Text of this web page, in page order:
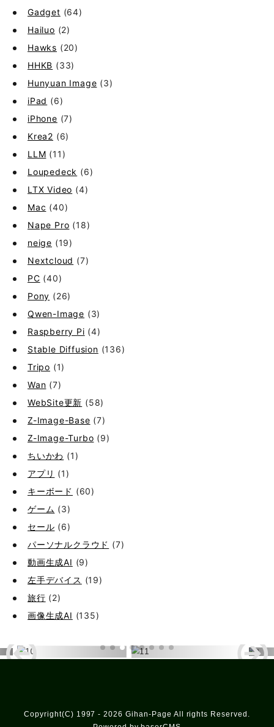
Gadget (64)
Hailuo (2)
Hawks (20)
HHKB (33)
Hunyuan Image (3)
iPad (6)
iPhone (7)
Krea2 (6)
LLM (11)
Loupedeck (6)
LTX Video (4)
Mac (40)
Nape Pro (18)
neige (19)
Nextcloud (7)
PC (40)
Pony (26)
Qwen-Image (3)
Raspberry Pi (4)
Stable Diffusion (136)
Tripo (1)
Wan (7)
WebSite更新 (58)
Z-Image-Base (7)
Z-Image-Turbo (9)
ちいかわ (1)
アプリ (1)
キーボード (60)
ゲーム (3)
セール (6)
パーソナルクラウド (7)
動画生成AI (9)
左手デバイス (19)
旅行 (2)
画像生成AI (135)
Copyright(C) 1997 - 2026 Gihan-Page All rights Reserved.